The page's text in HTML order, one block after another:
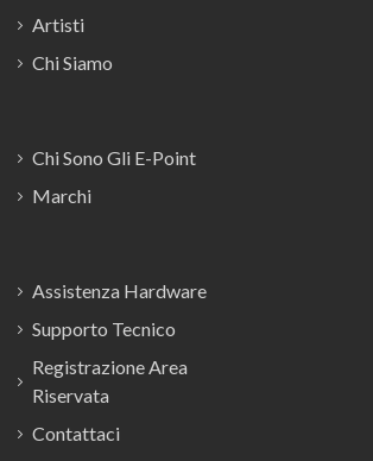
Artisti
Chi Siamo
Chi Sono Gli E-Point
Marchi
Assistenza Hardware
Supporto Tecnico
Registrazione Area
Riservata
Contattaci